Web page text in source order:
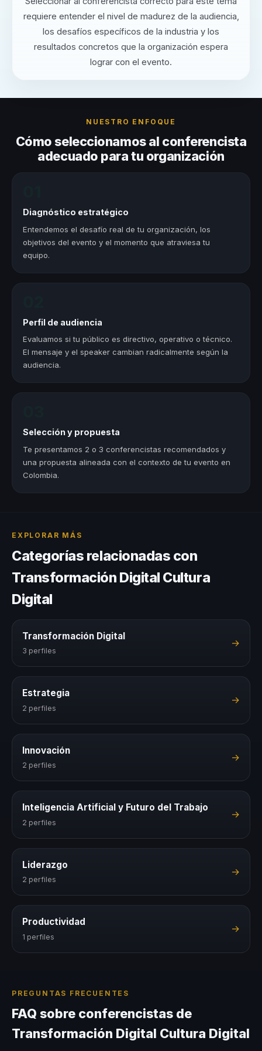
requiere entender el nivel de madurez de la audiencia,
los desafíos específicos de la industria y los
resultados concretos que la organización espera
lograr con el evento.
NUESTRO ENFOQUE
Cómo seleccionamos al conferencista
adecuado para tu organización
Diagnóstico estratégico
Entendemos el desafío real de tu organización, los
objetivos del evento y el momento que atraviesa tu
equipo.
Perfil de audiencia
Evaluamos si tu público es directivo, operativo o técnico.
El mensaje y el speaker cambian radicalmente según la
audiencia.
Selección y propuesta
Te presentamos 2 o 3 conferencistas recomendados y
una propuesta alineada con el contexto de tu evento en
Colombia.
EXPLORAR MÁS
Categorías relacionadas con
Transformación Digital Cultura
Digital
Transformación Digital
3 perfiles
→
Estrategia
2 perfiles
→
Innovación
2 perfiles
→
Inteligencia Artificial y Futuro del Trabajo
2 perfiles
→
Liderazgo
2 perfiles
→
Productividad
1 perfiles
→
PREGUNTAS FRECUENTES
FAQ sobre conferencistas de
Transformación Digital Cultura Digital